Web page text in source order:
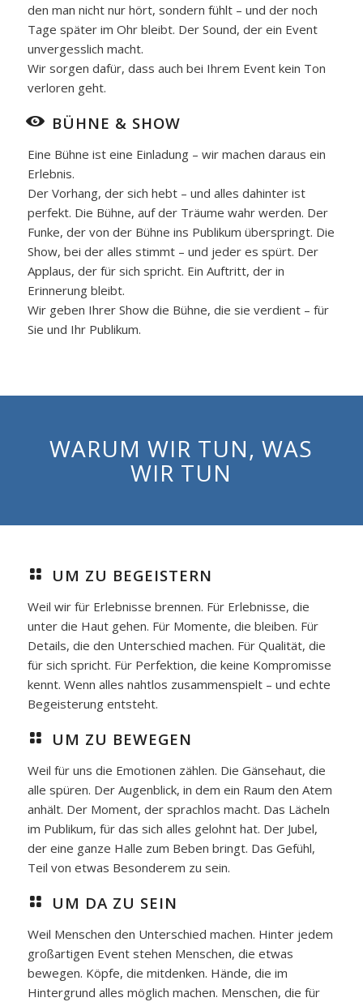
den man nicht nur hört, sondern fühlt – und der noch
Tage später im Ohr bleibt. Der Sound, der ein Event
unvergesslich macht.
Wir sorgen dafür, dass auch bei Ihrem Event kein Ton
verloren geht.
BÜHNE & SHOW
Eine Bühne ist eine Einladung – wir machen daraus ein
Erlebnis.
Der Vorhang, der sich hebt – und alles dahinter ist
perfekt. Die Bühne, auf der Träume wahr werden. Der
Funke, der von der Bühne ins Publikum überspringt. Die
Show, bei der alles stimmt – und jeder es spürt. Der
Applaus, der für sich spricht. Ein Auftritt, der in
Erinnerung bleibt.
Wir geben Ihrer Show die Bühne, die sie verdient – für
Sie und Ihr Publikum.
WARUM WIR TUN, WAS
WIR TUN
UM ZU BEGEISTERN
Weil wir für Erlebnisse brennen. Für Erlebnisse, die
unter die Haut gehen. Für Momente, die bleiben. Für
Details, die den Unterschied machen. Für Qualität, die
für sich spricht. Für Perfektion, die keine Kompromisse
kennt. Wenn alles nahtlos zusammenspielt – und echte
Begeisterung entsteht.
UM ZU BEWEGEN
Weil für uns die Emotionen zählen. Die Gänsehaut, die
alle spüren. Der Augenblick, in dem ein Raum den Atem
anhält. Der Moment, der sprachlos macht. Das Lächeln
im Publikum, für das sich alles gelohnt hat. Der Jubel,
der eine ganze Halle zum Beben bringt. Das Gefühl,
Teil von etwas Besonderem zu sein.
UM DA ZU SEIN
Weil Menschen den Unterschied machen. Hinter jedem
großartigen Event stehen Menschen, die etwas
bewegen. Köpfe, die mitdenken. Hände, die im
Hintergrund alles möglich machen. Menschen, die für